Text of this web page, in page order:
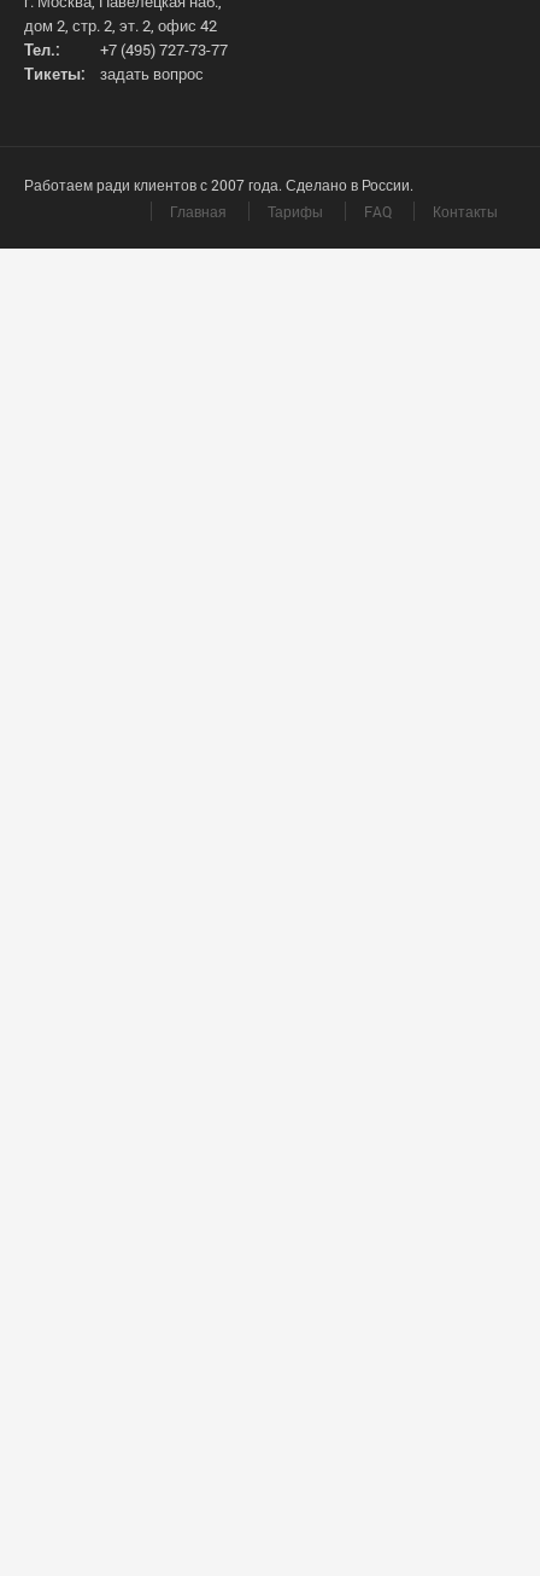
дом 2, стр. 2, эт. 2, офис 42
Тел.:
+7 (495) 727-73-77
Тикеты:
задать вопрос
Работаем ради клиентов с 2007 года. Сделано в России.
Главная
Тарифы FAQ Контакты